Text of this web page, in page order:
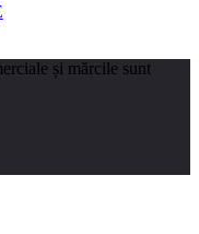
și mărcile sunt